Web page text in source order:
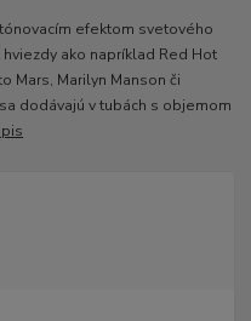
efektom svetového
ako napríklad Red Hot
Mars, Marilyn Manson či
dodávajú v tubách s objemom